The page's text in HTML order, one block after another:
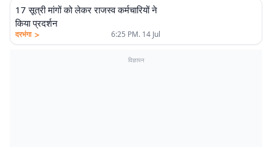
17 सूत्री मांगों को लेकर राजस्व कर्मचारियों ने
किया प्रदर्शन
दरभंगा > 6:25 PM. 14 Jul
विज्ञापन